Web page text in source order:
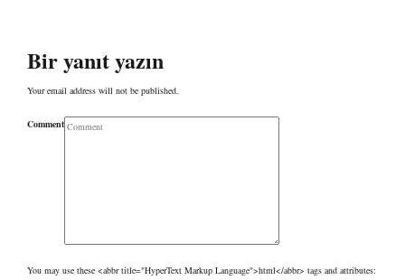
Bir yanıt yazın
Your email address will not be published.
Comment
You may use these <abbr title="HyperText Markup Language">html</abbr> tags and attributes: